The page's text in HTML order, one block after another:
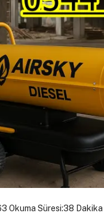
Okuma Süresi:38 Dakika